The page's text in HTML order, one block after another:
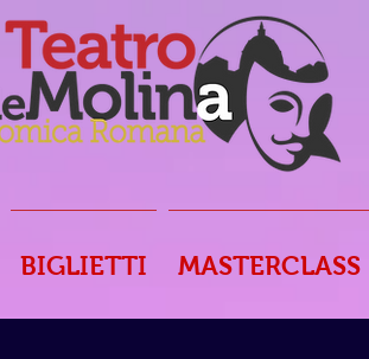
BIGLIETTI MASTERCLASS